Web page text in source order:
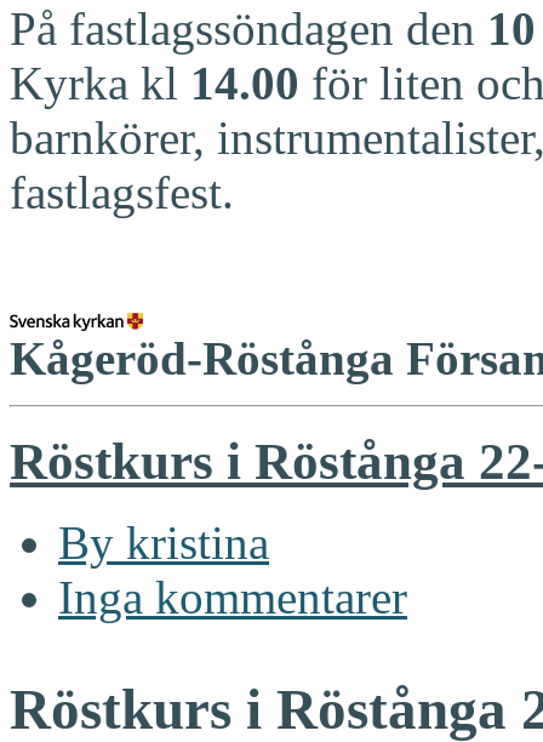
På fastlagssöndagen den
Kyrka kl 14.00 för liten
barnkörer,
fastlagsfest.
Kågeröd-Röstånga
Röstkurs i Röstånga
By kristina
Inga kommentarer
Röstkurs i Röstånga